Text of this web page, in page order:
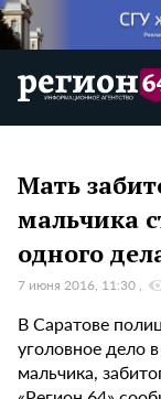
Мать
мальчика
одного
7 июня 2016, 11:30
В Саратове
уголовное дело
мальчика,